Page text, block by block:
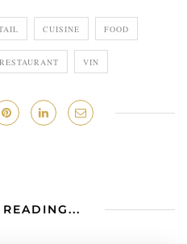
CUISINE FOOD
RESTAURANT VIN